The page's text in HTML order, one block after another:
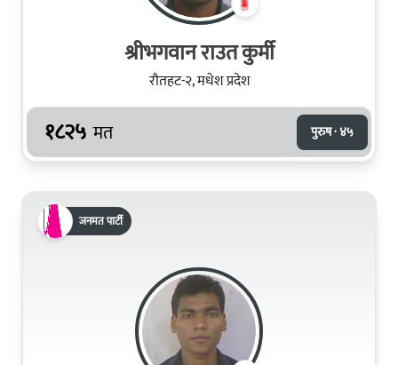
श्रीभगवान राउत कुर्मी
रौतहट-२, मधेश प्रदेश
१८२५ मत पुरुष · ४५
जनमत पार्टी